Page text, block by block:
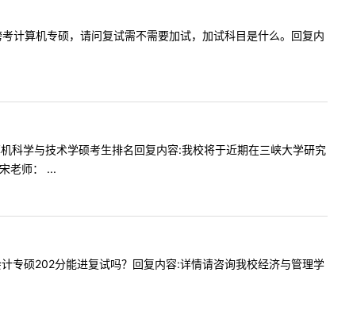
算机专硕，请问复试需不需要加试，加试科目是什么。回复内
学与技术学硕考生排名回复内容:我校将于近期在三峡大学研究
老师： ...
硕202分能进复试吗？回复内容:详情请咨询我校经济与管理学